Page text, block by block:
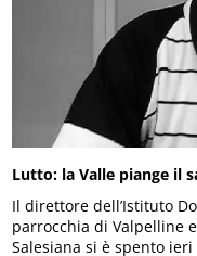
Lutto: la Valle piange il
Il direttore dell’Istituto
parrocchia di Valpelline
Salesiana si è spento